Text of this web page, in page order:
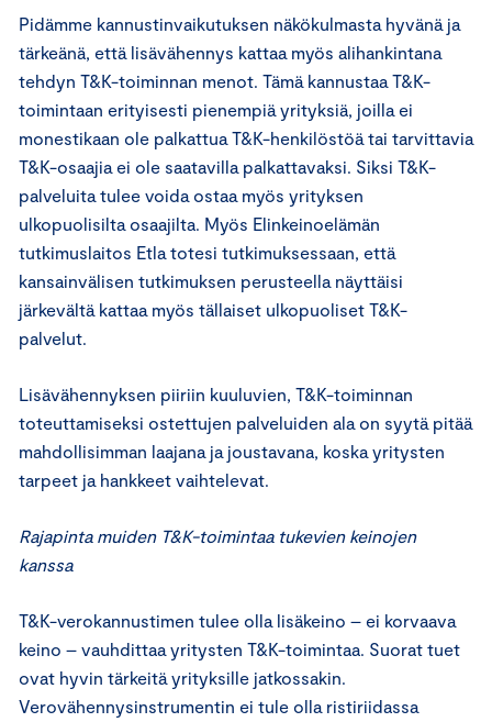
Pidämme kannustinvaikutuksen näkökulmasta hyvänä ja
tärkeänä, että lisävähennys kattaa myös alihankintana
tehdyn T&K-toiminnan menot. Tämä kannustaa T&K-
toimintaan erityisesti pienempiä yrityksiä, joilla ei
monestikaan ole palkattua T&K-henkilöstöä tai tarvittavia
T&K-osaajia ei ole saatavilla palkattavaksi. Siksi T&K-
palveluita tulee voida ostaa myös yrityksen
ulkopuolisilta osaajilta. Myös Elinkeinoelämän
tutkimuslaitos Etla totesi tutkimuksessaan, että
kansainvälisen tutkimuksen perusteella näyttäisi
järkevältä kattaa myös tällaiset ulkopuoliset T&K-
palvelut.
Lisävähennyksen piiriin kuuluvien, T&K-toiminnan
toteuttamiseksi ostettujen palveluiden ala on syytä pitää
mahdollisimman laajana ja joustavana, koska yritysten
tarpeet ja hankkeet vaihtelevat.
Rajapinta muiden T&K-toimintaa tukevien keinojen
kanssa
T&K-verokannustimen tulee olla lisäkeino – ei korvaava
keino – vauhdittaa yritysten T&K-toimintaa. Suorat tuet
ovat hyvin tärkeitä yrityksille jatkossakin.
Verovähennysinstrumentin ei tule olla ristiriidassa